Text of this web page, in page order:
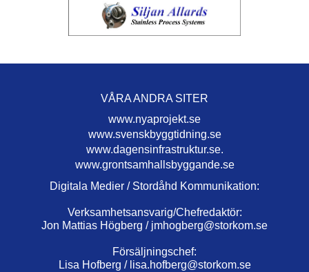
VÅRA ANDRA SITER
www.nyaprojekt.se
www.svenskbyggtidning.se
www.dagensinfrastruktur.se.
www.grontsamhallsbyggande.se
Digitala Medier / Stordåhd Kommunikation:
Verksamhetsansvarig/Chefredaktör:
Jon Mattias Högberg / jmhogberg@storkom.se
Försäljningschef:
Lisa Hofberg / lisa.hofberg@storkom.se